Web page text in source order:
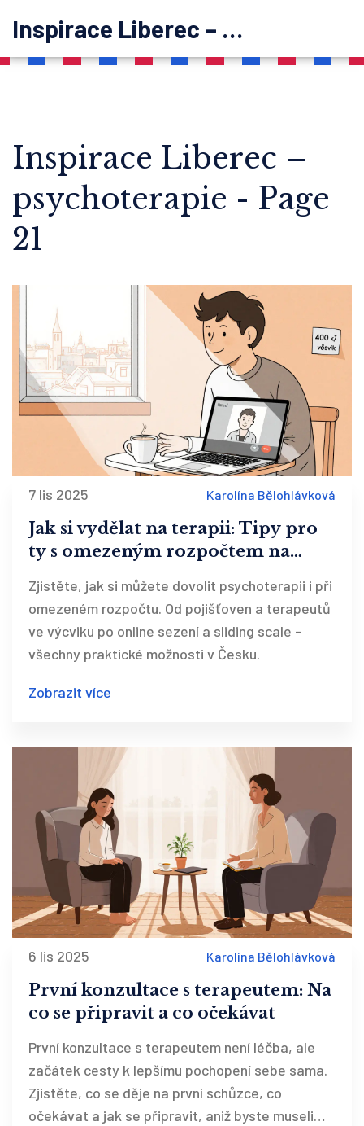
Inspirace Liberec – psychoterapie
Inspirace Liberec –
psychoterapie - Page
21
7 lis 2025 Karolína Bělohlávková
Jak si vydělat na terapii: Tipy pro
ty s omezeným rozpočtem na
duševní zdraví
Zjistěte, jak si můžete dovolit psychoterapii i při
omezeném rozpočtu. Od pojišťoven a terapeutů
ve výcviku po online sezení a sliding scale -
všechny praktické možnosti v Česku.
Zobrazit více
6 lis 2025 Karolína Bělohlávková
První konzultace s terapeutem: Na
co se připravit a co očekávat
První konzultace s terapeutem není léčba, ale
začátek cesty k lepšímu pochopení sebe sama.
Zjistěte, co se děje na první schůzce, co
očekávat a jak se připravit, aniž byste museli